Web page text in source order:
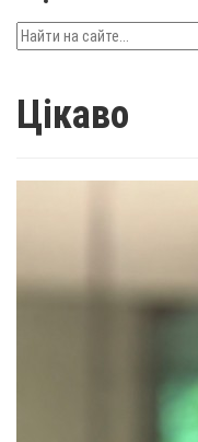
Цікаво